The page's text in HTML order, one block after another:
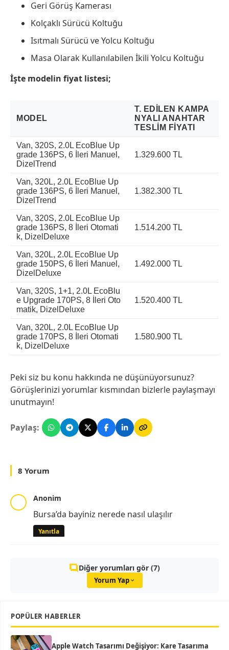
Geri Görüş Kamerası​
Kolçaklı Sürücü Koltuğu​
Isıtmalı Sürücü ve Yolcu Koltuğu​
Masa Olarak Kullanılabilen İkili Yolcu Koltuğu
İşte modelin fiyat listesi;
MODEL
T. EDILEN KAMPA
NYALI ANAHTAR
TESLIM FIYATI
Van, 320S, 2.0L EcoBlue Up
grade 136PS, 6 İleri Manuel,
DizelTrend
1.329.600 TL
Van, 320L, 2.0L EcoBlue Up
grade 136PS, 6 İleri Manuel,
DizelTrend
1.382.300 TL
Van, 320S, 2.0L EcoBlue Up
grade 136PS, 8 İleri Otomati
k, DizelDeluxe
1.514.200 TL
Van, 320L, 2.0L EcoBlue Up
grade 150PS, 6 İleri Manuel,
DizelDeluxe
1.492.000 TL
Van, 320S, 1+1, 2.0L EcoBlu
e Upgrade 170PS, 8 İleri Oto
matik, DizelDeluxe
1.520.400 TL
Van, 320L, 2.0L EcoBlue Up
grade 170PS, 8 İleri Otomati
k, DizelDeluxe
1.580.900 TL
Peki siz bu konu hakkında ne düşünüyorsunuz?
Görüşlerinizi yorumlar kısmından bizlerle paylaşmayı
unutmayın!
Paylaş:
8 Yorum
Anonim
Bursa’da bayiniz nerede nasıl ulaşılır
Yanıtla
Diğer yorumları gör (7)
Yorum Yap
POPÜLER HABERLER
Apple Watch Tasarımı Değişiyor: Kare Tasarıma